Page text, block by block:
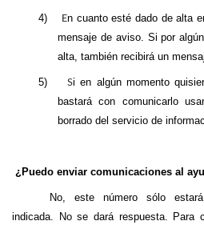
4) En cuanto esté dado de alta
mensaje de aviso. Si por
alta, también recibirá un
5) Si en algún momento
bastará con comunicarlo
borrado del servicio de
¿Puedo enviar comunicaciones al
No, este número sólo
indicada. No se dará respuesta. Para